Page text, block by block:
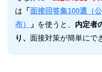
は 「面接回答集100選（
布）
」 を使うと、 内定者
り、 面接対策が簡単にで